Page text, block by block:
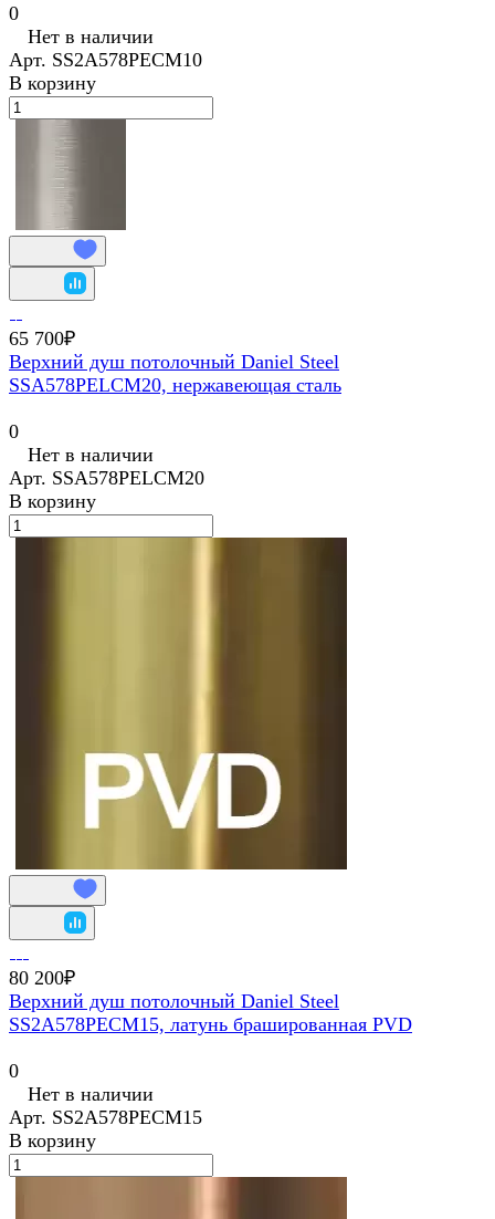
0
Нет в наличии
Арт. SS2A578PECM10
В корзину
65 700₽
Верхний душ потолочный Daniel Steel
SSA578PELCM20, нержавеющая сталь
0
Нет в наличии
Арт. SSA578PELCM20
В корзину
80 200₽
Верхний душ потолочный Daniel Steel
SS2A578PECM15, латунь брашированная PVD
0
Нет в наличии
Арт. SS2A578PECM15
В корзину